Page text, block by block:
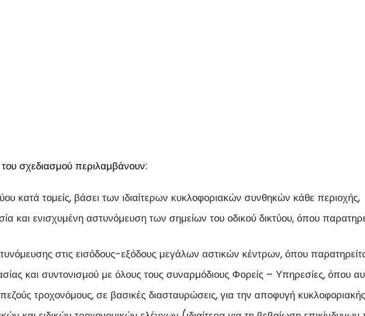
σχεδιασμού περιλαμβάνουν:
κατά τομείς, βάσει των ιδιαίτερων κυκλοφοριακών συνθηκών κάθε περιοχής,
και ενισχυμένη αστυνόμευση των σημείων του οδικού δικτύου, όπου
στις εισόδους-εξόδους μεγάλων αστικών κέντρων, όπου
και συντονισμού με όλους τους συναρμόδιους Φορείς – Υπηρεσίες, όπου
τροχονόμους, σε βασικές διασταυρώσεις, για την αποφυγή